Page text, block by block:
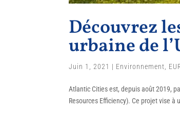
Découvrez
urbaine de
Juin 1, 2021 | Environnement
Atlantic Cities est, depuis août 2019,
Resources Efficiency). Ce projet vise